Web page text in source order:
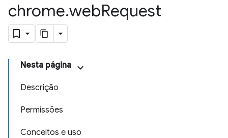
chrome.webRequest
Nesta página
Descrição
Permissões
Conceitos e uso